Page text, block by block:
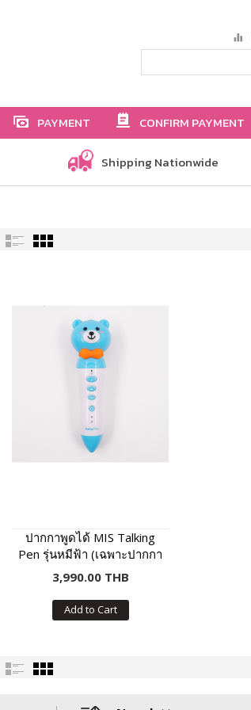
PAYMENT CONFIRM PAYMENT
Shipping Nationwide
ปากกาพูดได้ MIS Talking
Pen รุ่นหมีฟ้า (เฉพาะปากกา
พูดได้ ไม่มีหนังสือในชุด)
3,990.00 THB
Add to Cart